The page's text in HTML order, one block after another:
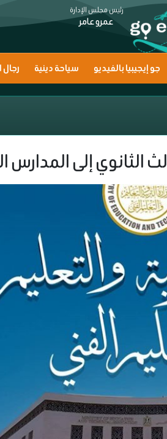
رئيس مجلس الإدارة
عمرو عامر
جو إيجيبيا بالفيديو سياحة دينية رجال
إلى المدارس